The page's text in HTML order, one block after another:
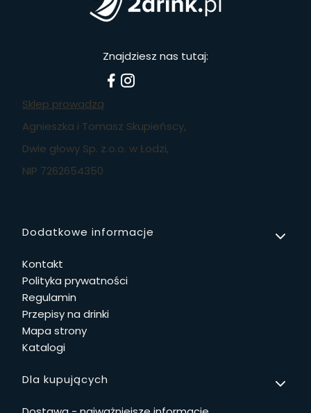
Znajdziesz nas tutaj:
Sklep prowadzą
Agnieszka i Tomasz Skupieńscy,
Dwie głowy Sp. z.o.o. w Łodzi,
NIP 7262654350
Linki w stopce
Dodatkowe informacje
Kontakt
Polityka prywatności
Regulamin
Przepisy na drinki
Mapa strony
Katalogi
Dla kupujących